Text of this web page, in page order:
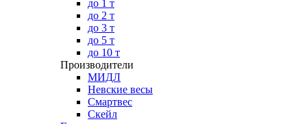
до 1 т
до 2 т
до 3 т
до 5 т
до 10 т
Производители
МИДЛ
Невские весы
Смартвес
Скейл